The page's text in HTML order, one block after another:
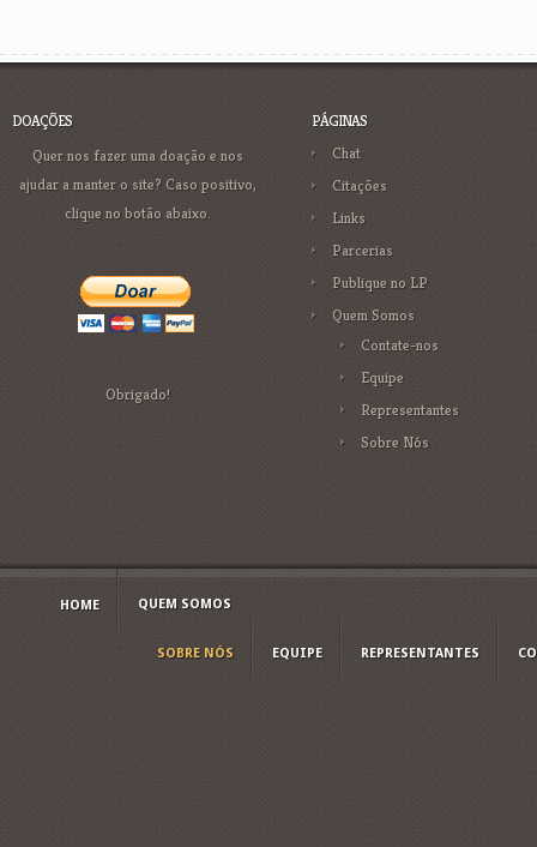
DOAÇÕES
Quer nos fazer uma doação e nos
ajudar a manter o site? Caso positivo,
clique no botão abaixo.
Obrigado!
PÁGINAS
Chat
Citações
Links
Parcerias
Publique no LP
Quem Somos
Contate-nos
Equipe
Representantes
Sobre Nós
HOME QUEM SOMOS
SOBRE NÓS EQUIPE REPRESENTANTES